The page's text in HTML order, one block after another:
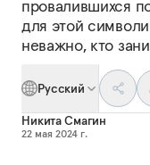
провалившихся
для этой
неважно, кто
Русский
Никита Смагин
22 мая 2024 г.